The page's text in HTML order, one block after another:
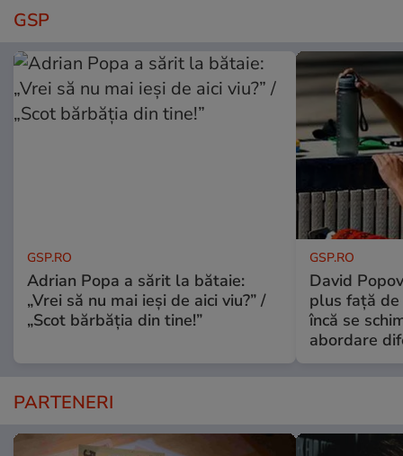
GSP
GSP.RO
Adrian Popa a sărit la bătaie:
„Vrei să nu mai ieși de aici viu?” /
„Scot bărbăția din tine!”
GSP.RO
David
plus față de
încă se
abordare
PARTENERI